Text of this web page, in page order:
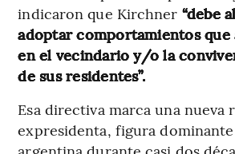
indicaron que Kirchner “debe
adoptar comportamientos que
en el vecindario y/o la
de sus residentes”.
Esa directiva marca una nueva
expresidenta, figura